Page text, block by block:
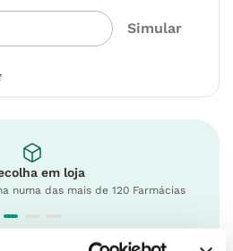
em loja
numa das mais de 120 Farmácias